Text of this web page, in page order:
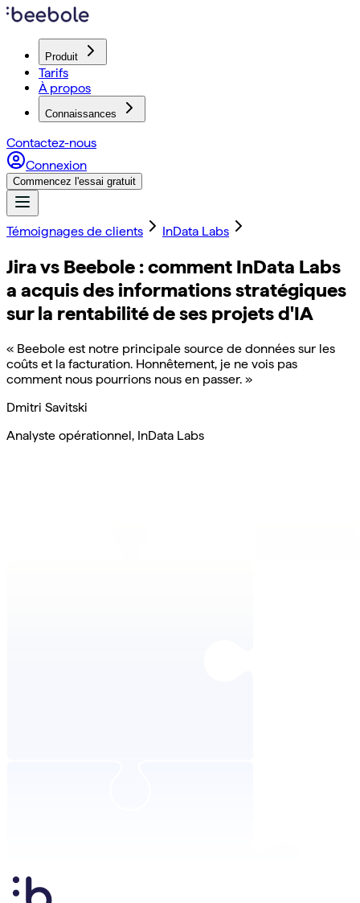
Produit
Tarifs
À propos
Connaissances
Contactez-nous
Connexion
Commencez l'essai gratuit
Témoignages de clients InData Labs
Jira vs Beebole : comment InData Labs
a acquis des informations stratégiques
sur la rentabilité de ses projets d'IA
« Beebole est notre principale source de données sur les
coûts et la facturation. Honnêtement, je ne vois pas
comment nous pourrions nous en passer. »
Dmitri Savitski
Analyste opérationnel, InData Labs